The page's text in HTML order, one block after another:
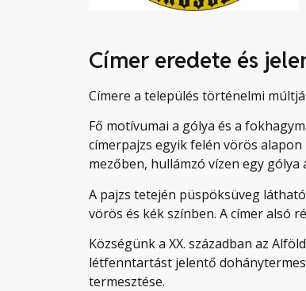
Címer eredete és
Címere a település történelmi
Fő motívumai a gólya és a
címerpajzs egyik felén vörös
mezőben, hullámzó vízen egy gólya
A pajzs tetején püspöksüveg
vörös és kék színben. A címer alsó
Községünk a XX. században az
létfenntartást jelentő
termesztése.